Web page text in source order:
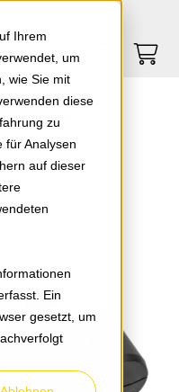
Ihrem
um
wie Sie mit
diese
zu
für Analysen
auf dieser
Ein
gesetzt, um
Springe zum Footer
0